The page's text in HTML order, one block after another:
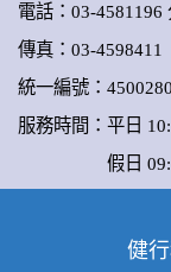
電話：03-4581196
傳真：03-4598411
統一編號：
服務時間：平日
假日 09:00-
健